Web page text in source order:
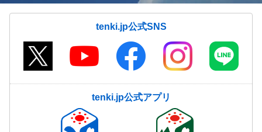
tenki.jp公式SNS
tenki.jp公式アプリ